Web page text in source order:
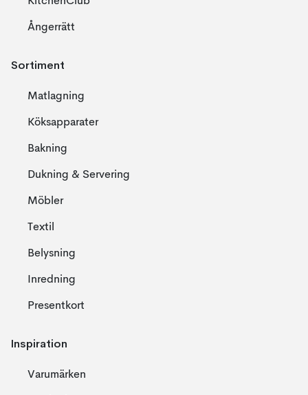
Ångerrätt
Sortiment
Matlagning
Köksapparater
Bakning
Dukning & Servering
Möbler
Textil
Belysning
Inredning
Presentkort
Inspiration
Varumärken